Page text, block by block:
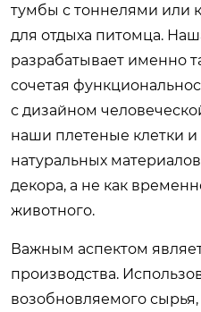
тумбы с тоннелями или
для отдыха питомца.
разрабатывает именно
сочетая
с дизайном
наши плетеные клетки
натуральных
декора, а не как
животного.
Важным аспектом
производства.
возобновляемого